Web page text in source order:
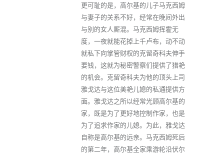
更可耻的是，高尔基的儿子马克西姆
与妻子的关系不好，经常在晚间外出
与别的女人厮混。马克西姆挥霍无
度，一夜就能花掉上千卢布，动不动
就私下向掌管财权的克留奇科夫伸手
要钱，这就为秘密警察们提供了猎艳
的机会。克留奇科夫为他的顶头上司
雅戈达与这位美艳儿媳的私通提供方
面。雅戈达之所以经常光顾高尔基的
家，既是为了更好地控制作家，也是
为了追求作家的儿媳。为此，雅戈达
自称是高尔基的远亲。马克西姆死后
的第二年，高尔基全家乘游轮沿伏尔